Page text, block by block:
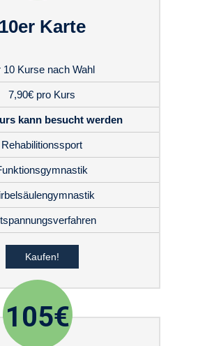
10er Karte
10 Kurse nach Wahl
7,90€ pro Kurs
kann besucht werden
Rehabilitionssport
Kaufen!
105€